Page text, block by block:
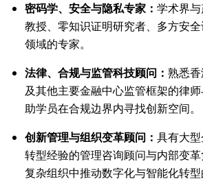
密码学、安全与隐私专家： 学术界
教授、零知识证明研究者、多方安
领域的专家。
法律、合规与监管科技顾问： 熟悉
及其他主要金融中心监管框架的律
助学员在合规边界内寻找创新空间。
创新管理与组织变革顾问： 具有大
转型经验的管理咨询顾问与内部变
复杂组织中推动数字化与智能化转型